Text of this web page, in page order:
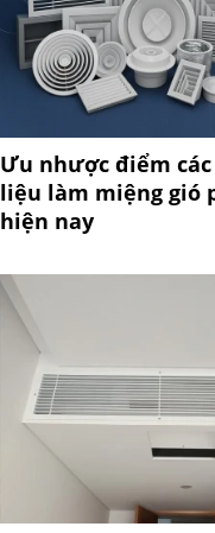
Ưu nhược điểm
liệu làm miệng gió
hiện nay